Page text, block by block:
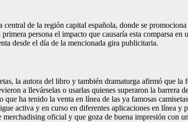
de la región capital española, donde se
persona el impacto que causaría esta comparsa
desde el día de la mencionada gira publicitaria.
la autora del libro y también dramaturga afirmó que la
a llevárselas o usarlas quienes superaron la barrera
ha tenido la venta en línea de las ya famosas
activa y en curso en diferentes aplicaciones en línea y
merchadising oficial y que goza de buena impresión con